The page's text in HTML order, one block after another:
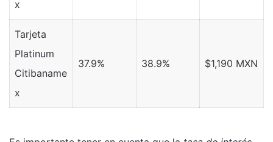
x
Tarjeta
Platinum
Citibaname
x
37.9% 38.9% $1,190 MXN